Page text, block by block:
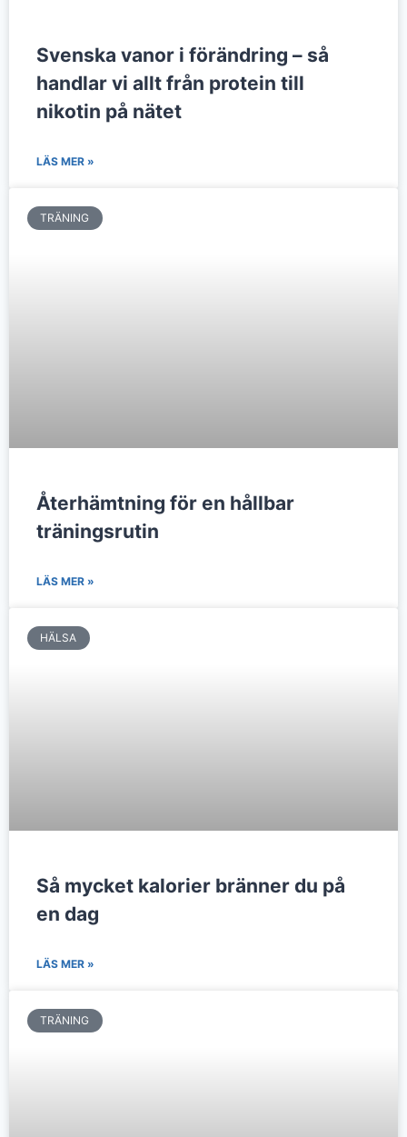
Svenska vanor i förändring – så
handlar vi allt från protein till
nikotin på nätet
LÄS MER »
TRÄNING
Återhämtning för en hållbar
träningsrutin
LÄS MER »
HÄLSA
Så mycket kalorier bränner du på
en dag
LÄS MER »
TRÄNING